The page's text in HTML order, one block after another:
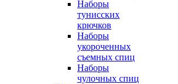
Наборы
тунисских
крючков
Наборы
укороченных
съемных спиц
Наборы
чулочных спиц